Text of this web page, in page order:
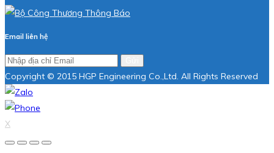
Email liên hệ
Copyright © 2015 HGP Engineering Co.,Ltd. All Rights Reserved
X